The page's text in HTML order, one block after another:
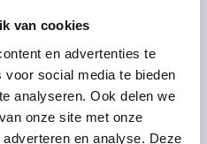
van cookies
en advertenties te
social media te bieden
analyseren. Ook delen we
onze site met onze
en analyse. Deze